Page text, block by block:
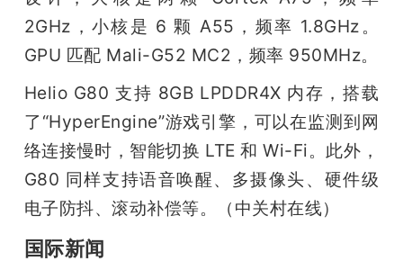
2GHz，小核是 6 颗 A55，频率 1.8GHz。
GPU 匹配 Mali-G52 MC2，频率 950MHz。
Helio G80 支持 8GB LPDDR4X 内存，搭载
了“HyperEngine”游戏引擎，可以在监测到网
络连接慢时，智能切换 LTE 和 Wi-Fi。此外，
G80 同样支持语音唤醒、多摄像头、硬件级
电子防抖、滚动补偿等。（中关村在线）
国际新闻